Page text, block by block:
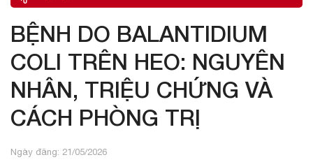
BỆNH DO BALANTIDIUM
COLI TRÊN HEO: NGUYÊN
NHÂN, TRIỆU CHỨNG VÀ
CÁCH PHÒNG TRỊ
Ngày đăng: 21/05/2026